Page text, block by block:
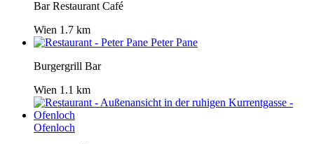
Bar Restaurant Café
Wien 1.7 km
Peter Pane
Burgergrill Bar
Wien 1.1 km
Ofenloch